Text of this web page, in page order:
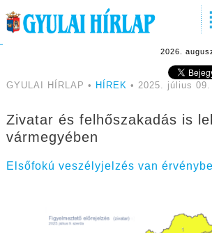
2026.
GYULAI HÍRLAP • HÍREK • 2025. július 09.
Zivatar és felhőszakadás is
vármegyében
Elsőfokú veszélyjelzés van